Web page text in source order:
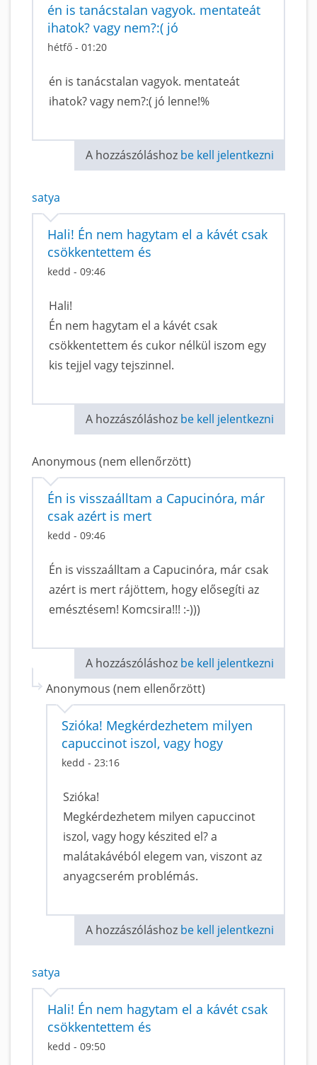
én is tanácstalan vagyok. mentateát
ihatok? vagy nem?:( jó
hétfő - 01:20
én is tanácstalan vagyok. mentateát
ihatok? vagy nem?:( jó lenne!%
A hozzászóláshoz be kell jelentkezni
satya
Hali! Én nem hagytam el a kávét csak
csökkentettem és
kedd - 09:46
Hali!
Én nem hagytam el a kávét csak
csökkentettem és cukor nélkül iszom egy
kis tejjel vagy tejszinnel.
A hozzászóláshoz be kell jelentkezni
Anonymous (nem ellenőrzött)
Én is visszaálltam a Capucinóra, már
csak azért is mert
kedd - 09:46
Én is visszaálltam a Capucinóra, már csak
azért is mert rájöttem, hogy elősegíti az
emésztésem! Komcsira!!! :-)))
A hozzászóláshoz be kell jelentkezni
Anonymous (nem ellenőrzött)
Szióka! Megkérdezhetem milyen
capuccinot iszol, vagy hogy
kedd - 23:16
Szióka!
Megkérdezhetem milyen capuccinot
iszol, vagy hogy készited el? a
malátakávéból elegem van, viszont az
anyagcserém problémás.
A hozzászóláshoz be kell jelentkezni
satya
Hali! Én nem hagytam el a kávét csak
csökkentettem és
kedd - 09:50